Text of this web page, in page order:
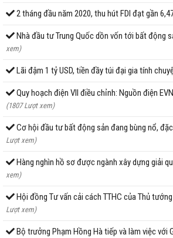
2 tháng đầu năm 2020, thu hút FDI đạt gần
Nhà đầu tư Trung Quốc dồn vốn tới bất động
xem)
Lãi đậm 1 tỷ USD, tiền đầy túi đại gia tính
Quy hoạch điện VII điều chỉnh: Nguồn điện
(1807 Lượt xem)
Cơ hội đầu tư bất động sản đang bùng nổ,
Lượt xem)
Hàng nghìn hồ sơ được ngành xây dựng giải
xem)
Hội đồng Tư vấn cải cách TTHC của Thủ
Lượt xem)
Bộ trưởng Phạm Hồng Hà tiếp và làm việc với